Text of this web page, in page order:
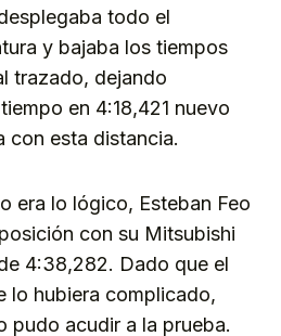
todo el
y bajaba los tiempos
trazado, dejando
en 4:18,421 nuevo
con esta distancia.
era lo lógico, Esteban Feo
con su Mitsubishi
4:38,282. Dado que el
lo hubiera complicado,
pudo acudir a la prueba.